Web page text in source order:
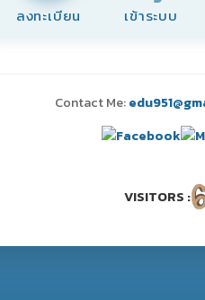
ลงทะเบียน เข้าระบบ
Contact Me:
VISITORS :